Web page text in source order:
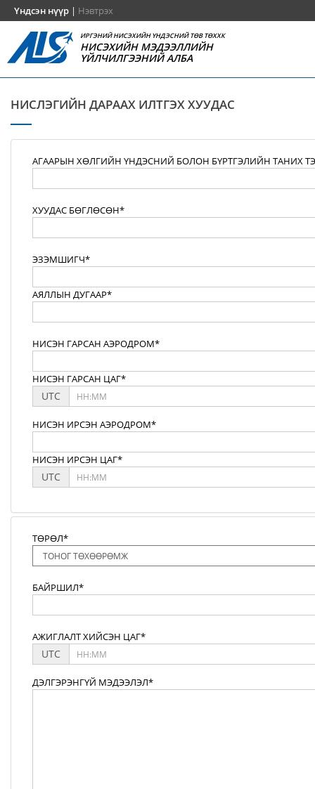
Үндсэн нүүр | Нэвтрэх
ИРГЭНИЙ НИСЭХИЙН ҮНДЭСНИЙ ТӨВ ТӨХХК
НИСЭХИЙН МЭДЭЭЛЛИЙН
ҮЙЛЧИЛГЭЭНИЙ АЛБА
НИСЛЭГИЙН ДАРААХ ИЛТГЭХ ХУУДАС
АГААРЫН ХӨЛГИЙН ҮНДЭСНИЙ БОЛОН БҮРТГЭЛИЙН ТАНИХ
ХУУДАС БӨГЛӨСӨН*
ЭЗЭМШИГЧ*
АЯЛЛЫН ДУГААР*
НИСЭН ГАРСАН АЭРОДРОМ*
НИСЭН ГАРСАН ЦАГ*
UTC
НИСЭН ИРСЭН АЭРОДРОМ*
НИСЭН ИРСЭН ЦАГ*
UTC
ТӨРӨЛ*
БАЙРШИЛ*
АЖИГЛАЛТ ХИЙСЭН ЦАГ*
UTC
ДЭЛГЭРЭНГҮЙ МЭДЭЭЛЭЛ*